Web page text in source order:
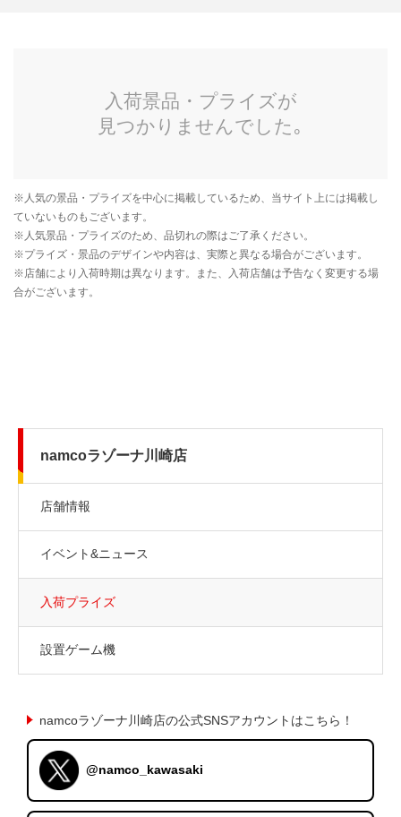
namcoラゾーナ川崎店
店舗情報
イベント&ニュース
入荷プライズ
設置ゲーム機
namcoラゾーナ川崎店の公式SNSアカウントはこちら！
@namco_kawasaki